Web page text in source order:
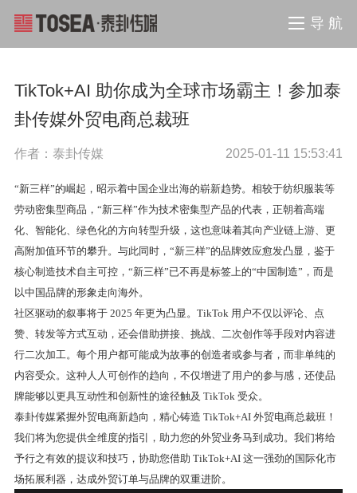
导 航
TikTok+AI 助你成为全球市场霸主！参加泰
卦传媒外贸电商总裁班
作者：泰卦传媒 2025-01-11 15:53:41
“新三样”的崛起，昭示着中国企业出海的崭新趋势。相较于纺织服装等
劳动密集型商品，“新三样”作为技术密集型产品的代表，正朝着高端
化、智能化、绿色化的方向转型升级，这也意味着其向产业链上游、更
高附加值环节的攀升。与此同时，“新三样”的品牌效应愈发凸显，鉴于
核心制造技术自主可控，“新三样”已不再是标签上的“中国制造”，而是
以中国品牌的形象走向海外。
社区驱动的叙事将于 2025 年更为凸显。TikTok 用户不仅以评论、点
赞、转发等方式互动，还会借助拼接、挑战、二次创作等手段对内容进
行二次加工。每个用户都可能成为故事的创造者或参与者，而非单纯的
内容受众。这种人人可创作的趋向，不仅增进了用户的参与感，还使品
牌能够以更具互动性和创新性的途径触及 TikTok 受众。
泰卦传媒紧握外贸电商新趋向，精心铸造 TikTok+AI 外贸电商总裁班！
我们将为您提供全维度的指引，助力您的外贸业务马到成功。我们将给
予行之有效的提议和技巧，协助您借助 TikTok+AI 这一强劲的国际化市
场拓展利器，达成外贸订单与品牌的双重进阶。